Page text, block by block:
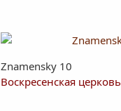
Znamensky 10
Воскресенская церковь